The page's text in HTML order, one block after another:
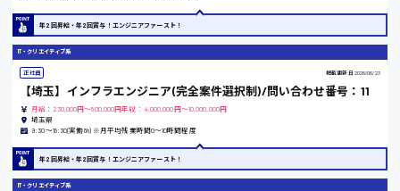
経営企画
販売
ホール
接客
調理
洗い場
営業
ラウンダー営業
ルート営業
廿日市市
呉市
時給制すべて
年2回昇給・年2回賞与！エンジニアファースト！
IT・クリエイティブ系
正社員 掲載更新日 2026/06/23
【埼玉】インフラエンジニア(完全案件選択制)/問い合わせ番号：11
月給：230,000円～800,000円年収：4,000,000円～10,000,000円
埼玉県
9:30〜18:30(実働8h) ※月平均残業時間0〜10時間程度
年2回昇給・年2回賞与！エンジニアファースト！
IT・クリエイティブ系